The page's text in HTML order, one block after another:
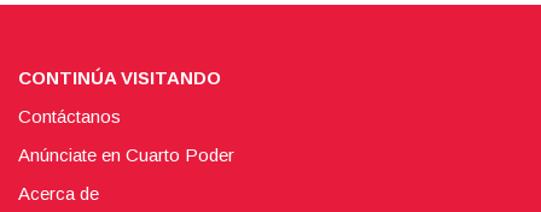
CONTINÚA VISITANDO
Contáctanos
Anúnciate en Cuarto Poder
Acerca de